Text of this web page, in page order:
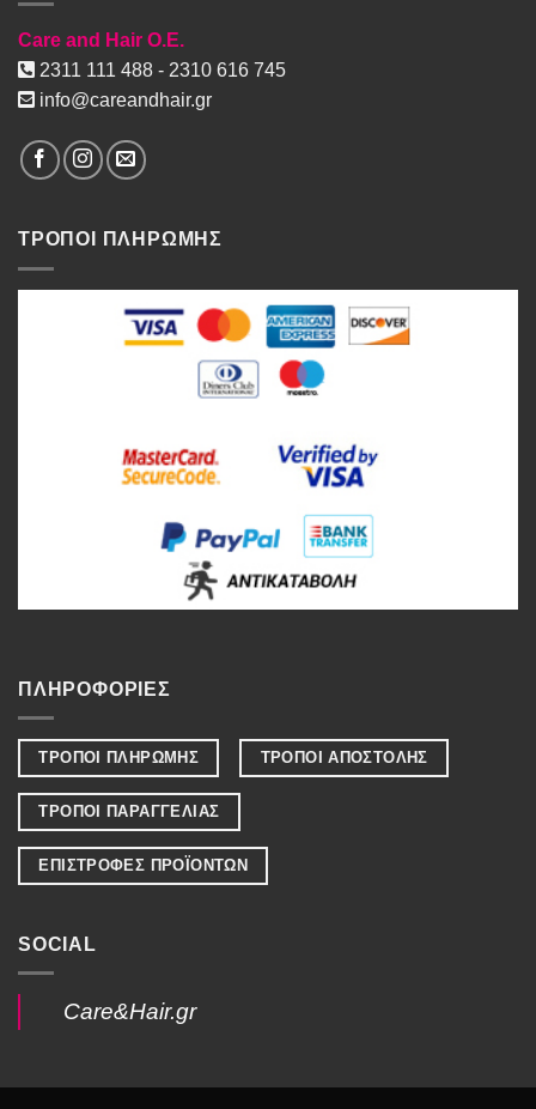
Care and Hair O.E.
2311 111 488 - 2310 616 745
info@careandhair.gr
ΤΡΟΠΟΙ ΠΛΗΡΩΜΗΣ
ΠΛΗΡΟΦΟΡΙΕΣ
ΤΡΟΠΟΙ ΠΛΗΡΩΜΗΣ ΤΡΟΠΟΙ ΑΠΟΣΤΟΛΗΣ
ΤΡΟΠΟΙ ΠΑΡΑΓΓΕΛΙΑΣ
ΕΠΙΣΤΡΟΦΕΣ ΠΡΟΪΟΝΤΩΝ
SOCIAL
Care&Hair.gr